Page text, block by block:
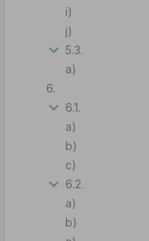
i)
j)
5.3.
a)
6.
6.1.
a)
b)
c)
6.2.
a)
b)